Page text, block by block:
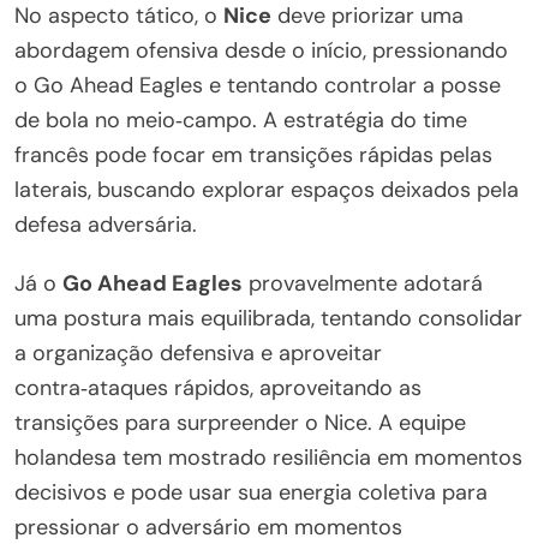
No aspecto tático, o Nice deve priorizar uma
abordagem ofensiva desde o início, pressionando
o Go Ahead Eagles e tentando controlar a posse
de bola no meio‑campo. A estratégia do time
francês pode focar em transições rápidas pelas
laterais, buscando explorar espaços deixados pela
defesa adversária.
Já o Go Ahead Eagles provavelmente adotará
uma postura mais equilibrada, tentando consolidar
a organização defensiva e aproveitar
contra‑ataques rápidos, aproveitando as
transições para surpreender o Nice. A equipe
holandesa tem mostrado resiliência em momentos
decisivos e pode usar sua energia coletiva para
pressionar o adversário em momentos